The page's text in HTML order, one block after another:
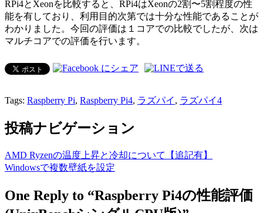
RPi4とXeonを比較すると、RPi4はXeonの2割〜5割程度の性
能を有しており、利用目的次第では十分な性能であることが
わかりました。今回の評価は１コアでの比較でしたが、次は
マルチコアでの評価を行います。
Tags: Raspberry Pi, Raspberry Pi4, ラズパイ , ラズパイ4
投稿ナビゲーション
AMD Ryzenの温度上昇と冷却について【追記有】
Windowsで複数壁紙を設定
One Reply to “Raspberry Pi4の性能評価